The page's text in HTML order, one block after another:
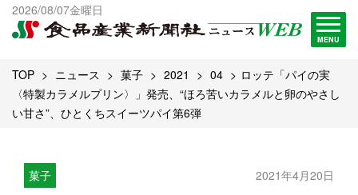
2026/08/07金曜日
MENU
出版物一覧へ
試読・購読申し込み
TOP ニュース 菓子 2021 04
ロッテ「パイの実
〈特製カラメルプリン〉」発売、“ほろ苦いカラメルと卵のやさし
い甘さ”、ひとくちスイーツパイ第6弾
菓子 2021年4月20日